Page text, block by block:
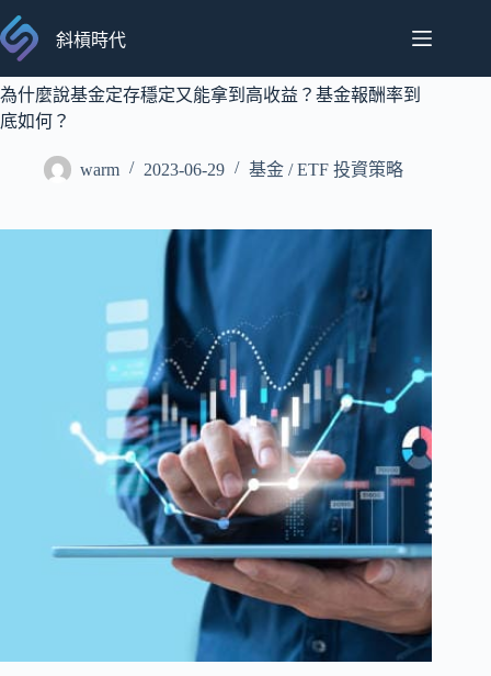
跳
至
要
內
斜槓時代
為什麼說基金定存穩定又能拿到高收益？基金報酬率到
底如何？
warm 2023-06-29 基金 / ETF 投資策略